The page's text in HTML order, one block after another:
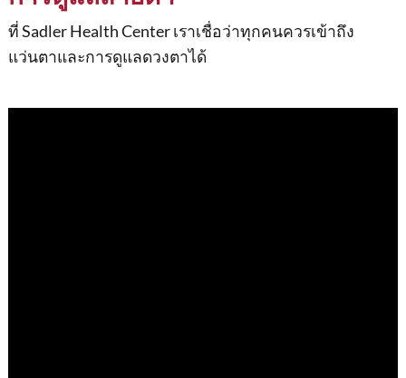
ที่ Sadler Health Center เราเชื่อว่าทุกคนควรเข้าถึง
แว่นตาและการดูแลดวงตาได้